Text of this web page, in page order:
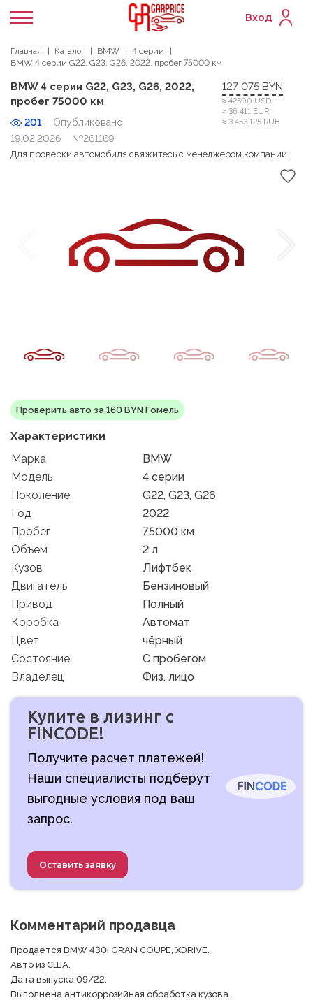
Вход
Главная Каталог BMW
4 серии
BMW 4 серии G22, G23, G26, 2022, пробег 75000 км
BMW 4 серии G22, G23, G26, 2022,
пробег 75000 км
201
Опубликовано
19.02.2026
№261169
127 075 BYN
≈ 42500 USD
≈ 36 411 EUR
≈ 3 453 125 RUB
Для проверки автомобиля свяжитесь с менеджером компании
Проверить авто за 160 BYN Гомель
Характеристики
Марка
BMW
Модель
4 серии
Поколение
G22, G23, G26
Год
2022
Пробег
75000 км
Объем
2 л
Кузов
Лифтбек
Двигатель
Бензиновый
Привод
Полный
Коробка
Автомат
Цвет
чёрный
Состояние
C пробегом
Владелец
Физ. лицо
Купите в лизинг с
FINCODE!
Получите расчет платежей!
Наши специалисты подберут
выгодные условия под ваш
запрос.
Оставить заявку
Комментарий продавца
Продается BMW 430I GRAN COUPE, XDRIVE.
Авто из США.
Дата выпуска 09/22.
Выполнена антикоррозийная обработка кузова.